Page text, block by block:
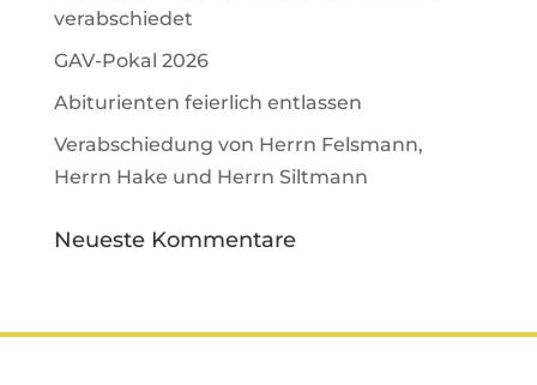
verabschiedet
GAV-Pokal 2026
Abiturienten feierlich entlassen
Verabschiedung von Herrn Felsmann,
Herrn Hake und Herrn Siltmann
Neueste Kommentare